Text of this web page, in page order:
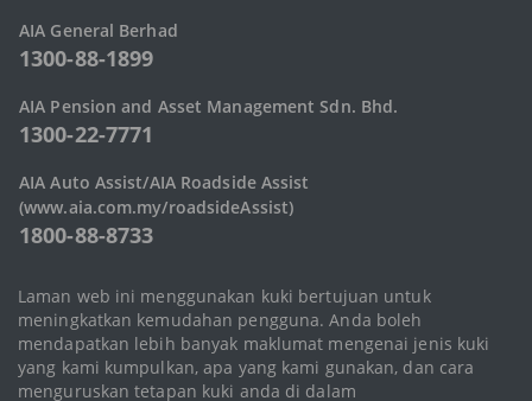
Laman web ini menggunakan kuki bertujuan untuk
meningkatkan kemudahan pengguna. Anda boleh
mendapatkan lebih banyak maklumat mengenai jenis kuki
yang kami kumpulkan, apa yang kami gunakan, dan cara
menguruskan tetapan kuki anda di dalam
AIA General Berhad
1300-88-1899
AIA Pension and Asset Management Sdn. Bhd.
1300-22-7771
AIA Auto Assist/AIA Roadside Assist
(www.aia.com.my/roadsideAssist)
1800-88-8733
Hak cipta © 2026 AIA Group Limited dan anak-anak syarikatnya. AIA Bhd.
200701032867 (790895-D) AIA PUBLIC Takaful Bhd. 201101007816
(935955-M) AIA General Berhad 201001040438 (924363-W) AIA Pension
and Asset Management Sdn. Bhd. 201201027147 (1011637-P) AIA Health
Services Sdn. Bhd. 199601016211 (388561-T). Semua hak cipta